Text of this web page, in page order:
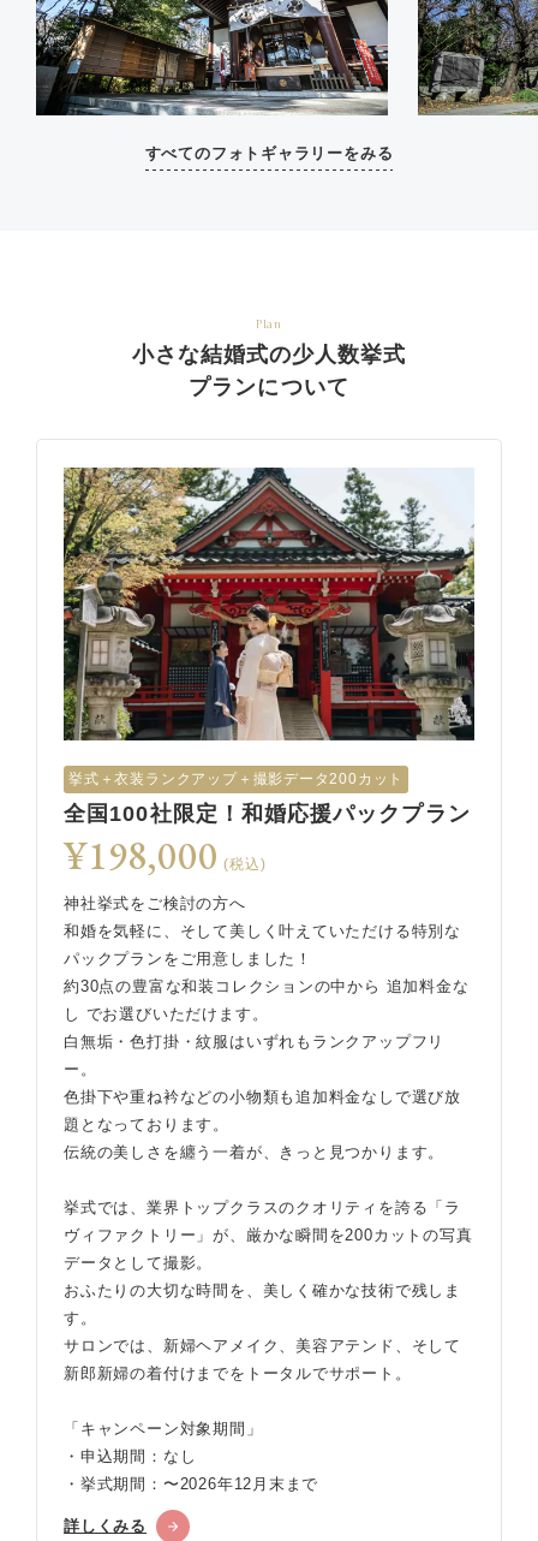
すべてのフォトギャラリーをみる
Plan
小さな結婚式の少人数挙式
プランについて
挙式︎＋衣装ランクアップ＋撮影データ200カット
全国100社限定！和婚応援パックプラン
¥198,000 (税込)
神社挙式をご検討の方へ
和婚を気軽に、そして美しく叶えていただける特別な
パックプランをご用意しました！
約30点の豊富な和装コレクションの中から 追加料金な
し でお選びいただけます。
白無垢・色打掛・紋服はいずれもランクアップフリ
ー。
色掛下や重ね衿などの小物類も追加料金なしで選び放
題となっております。
伝統の美しさを纏う一着が、きっと見つかります。
挙式では、業界トップクラスのクオリティを誇る「ラ
ヴィファクトリー」が、厳かな瞬間を200カットの写真
データとして撮影。
おふたりの大切な時間を、美しく確かな技術で残しま
す。
サロンでは、新婦ヘアメイク、美容アテンド、そして
新郎新婦の着付けまでをトータルでサポート。
「キャンペーン対象期間」
・申込期間：なし
・挙式期間：〜2026年12月末まで
詳しくみる